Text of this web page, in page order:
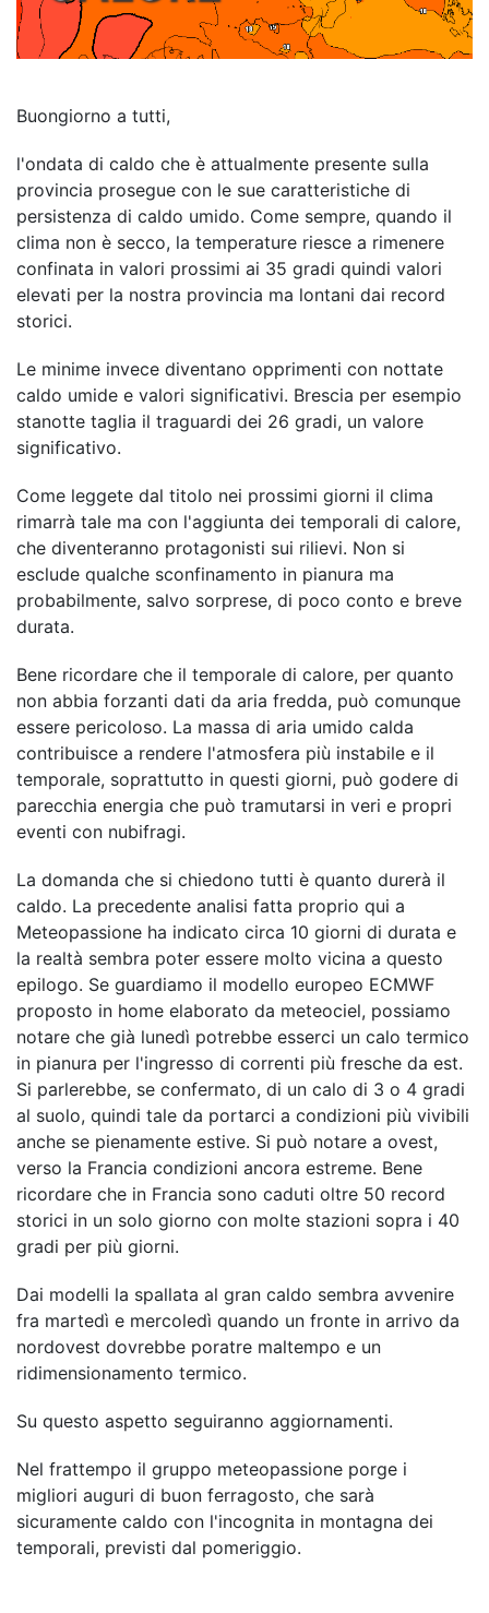
Buongiorno a tutti,
l'ondata di caldo che è attualmente presente sulla
provincia prosegue con le sue caratteristiche di
persistenza di caldo umido. Come sempre, quando il
clima non è secco, la temperature riesce a rimenere
confinata in valori prossimi ai 35 gradi quindi valori
elevati per la nostra provincia ma lontani dai record
storici.
Le minime invece diventano opprimenti con nottate
caldo umide e valori significativi. Brescia per esempio
stanotte taglia il traguardi dei 26 gradi, un valore
significativo.
Come leggete dal titolo nei prossimi giorni il clima
rimarrà tale ma con l'aggiunta dei temporali di calore,
che diventeranno protagonisti sui rilievi. Non si
esclude qualche sconfinamento in pianura ma
probabilmente, salvo sorprese, di poco conto e breve
durata.
Bene ricordare che il temporale di calore, per quanto
non abbia forzanti dati da aria fredda, può comunque
essere pericoloso. La massa di aria umido calda
contribuisce a rendere l'atmosfera più instabile e il
temporale, soprattutto in questi giorni, può godere di
parecchia energia che può tramutarsi in veri e propri
eventi con nubifragi.
La domanda che si chiedono tutti è quanto durerà il
caldo. La precedente analisi fatta proprio qui a
Meteopassione ha indicato circa 10 giorni di durata e
la realtà sembra poter essere molto vicina a questo
epilogo. Se guardiamo il modello europeo ECMWF
proposto in home elaborato da meteociel, possiamo
notare che già lunedì potrebbe esserci un calo termico
in pianura per l'ingresso di correnti più fresche da est.
Si parlerebbe, se confermato, di un calo di 3 o 4 gradi
al suolo, quindi tale da portarci a condizioni più vivibili
anche se pienamente estive. Si può notare a ovest,
verso la Francia condizioni ancora estreme. Bene
ricordare che in Francia sono caduti oltre 50 record
storici in un solo giorno con molte stazioni sopra i 40
gradi per più giorni.
Dai modelli la spallata al gran caldo sembra avvenire
fra martedì e mercoledì quando un fronte in arrivo da
nordovest dovrebbe poratre maltempo e un
ridimensionamento termico.
Su questo aspetto seguiranno aggiornamenti.
Nel frattempo il gruppo meteopassione porge i
migliori auguri di buon ferragosto, che sarà
sicuramente caldo con l'incognita in montagna dei
temporali, previsti dal pomeriggio.